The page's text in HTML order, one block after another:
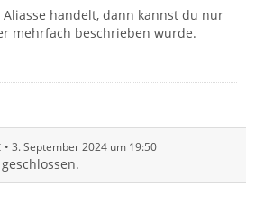
handelt, dann kannst du nur
mehrfach beschrieben wurde.
3. September 2024 um 19:50